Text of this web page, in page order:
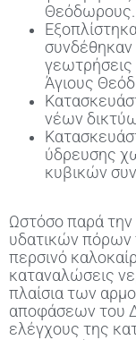
Θεόδωρους.
συνδέθηκαν
γεωτρήσεις
Άγιους
νέων
ύδρευσης
κυβικών
Ωστόσο παρά την
υδατικών πόρων
περσινό
καταναλώσεις
πλαίσια των
αποφάσεων του
ελέγχους της